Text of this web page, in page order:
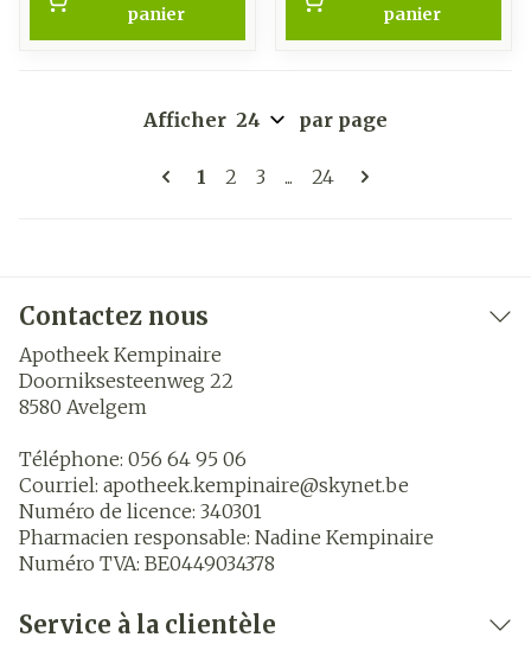
panier
panier
Pages
Vous lisez actuellement la page
1 Page
2 Page
3 ... Page
24
Afficher par page
Contactez nous
Apotheek Kempinaire
Doorniksesteenweg 22
8580 Avelgem
Téléphone: 056 64 95 06
Courriel: apotheek.kempinaire@skynet.be
Numéro de licence: 340301
Pharmacien responsable: Nadine Kempinaire
Numéro TVA: BE0449034378
Service à la clientèle